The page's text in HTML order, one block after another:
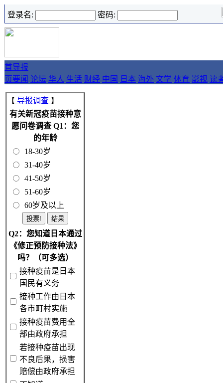
登录名: 密码:
首
页
导报
要闻 论坛 华人 生活 财经 中国 日本 海外 文学 体育 影视 读
【 导报调查 】
有关新冠疫苗接种意
愿问卷调查 Q1：您
的年龄
18-30岁
31-40岁
41-50岁
51-60岁
60岁及以上
Q2：您知道日本通过
《修正预防接种法》
吗？（可多选）
接种疫苗是日本
国民有义务
接种工作由日本
各市町村实施
接种疫苗费用全
部由政府承担
若接种疫苗出现
不良后果，损害
赔偿由政府承担